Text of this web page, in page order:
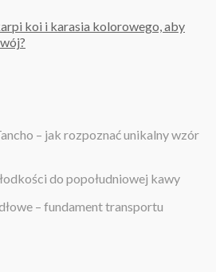
koi i karasia kolorowego, aby
– jak rozpoznać unikalny wzór
do popołudniowej kawy
– fundament transportu